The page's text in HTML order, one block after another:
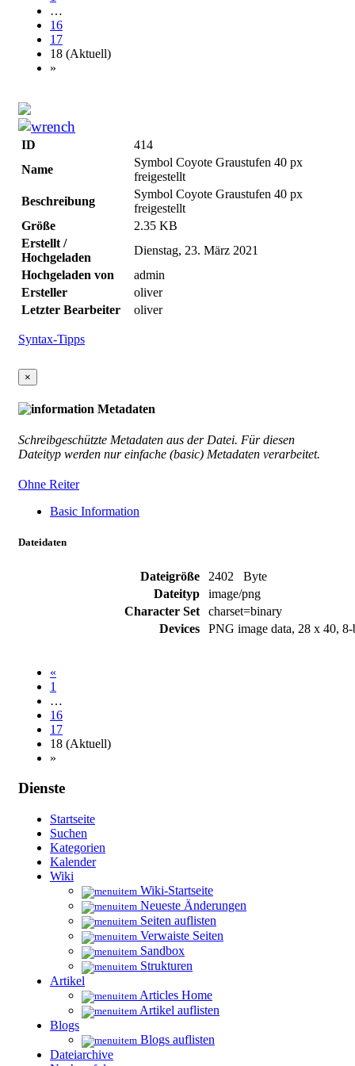
…
16
17
18 (Aktuell)
»
ID
414
Name
Symbol Coyote Graustufen 40 px
freigestellt
Beschreibung
Symbol Coyote Graustufen 40 px
freigestellt
Größe
2.35 KB
Erstellt /
Hochgeladen
Dienstag, 23. März 2021
Hochgeladen von
admin
Ersteller
oliver
Letzter Bearbeiter
oliver
Syntax-Tipps
×
Metadaten
Schreibgeschützte Metadaten aus der Datei. Für diesen
Dateityp werden nur einfache (basic) Metadaten verarbeitet.
Ohne Reiter
Basic Information
Dateidaten
Dateigröße
2402 Byte
Dateityp
image/png
Character Set
charset=binary
Devices
PNG image data, 28 x 40,
«
1
…
16
17
18 (Aktuell)
»
Dienste
Startseite
Suchen
Kategorien
Kalender
Wiki
Wiki-Startseite
Neueste Änderungen
Seiten auflisten
Verwaiste Seiten
Sandbox
Strukturen
Artikel
Articles Home
Artikel auflisten
Blogs
Blogs auflisten
Dateiarchive